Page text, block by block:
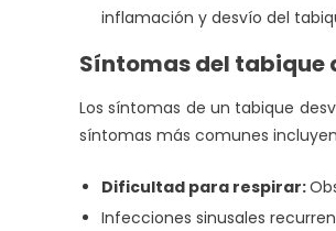
inflamación y desvío del
Síntomas del tabique
Los síntomas de un tabique
síntomas más comunes
Dificultad para respirar:
Infecciones sinusales